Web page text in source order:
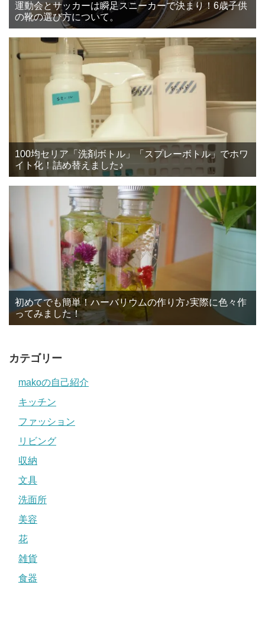
運動会とサッカーは瞬足スニーカーで決まり！6歳子供
の靴の選び方について。
100均セリア「洗剤ボトル」「スプレーボトル」でホワ
イト化！詰め替えました♪
初めてでも簡単！ハーバリウムの作り方♪実際に色々作
ってみました！
カテゴリー
makoの自己紹介
キッチン
ファッション
リビング
収納
文具
洗面所
美容
花
雑貨
食器